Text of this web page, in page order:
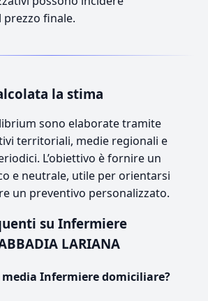
finale.
la stima
sono elaborate tramite
territoriali, medie regionali e
L’obiettivo è fornire un
e neutrale, utile per orientarsi
un preventivo personalizzato.
su Infermiere
LARIANA
Infermiere domiciliare?